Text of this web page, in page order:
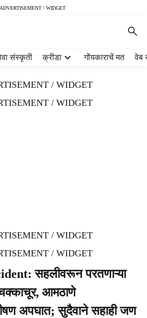
ADVERTISEMENT / WIDGET
संस्कृती क्रीडा गोंयकाराचें मत वेब
/ WIDGET
/ WIDGET
/ WIDGET
/ WIDGET
सहलीवरून परतणाऱ्या
आमठाणे
अपघात; सुदैवाने सहाही जण